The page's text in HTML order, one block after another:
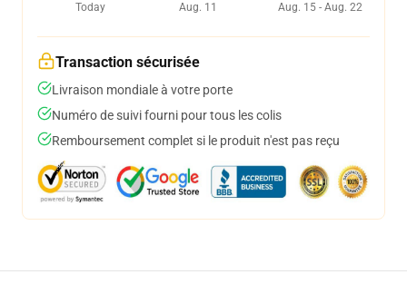
Today
Aug. 11
Aug. 15 - Aug. 22
Transaction sécurisée
Livraison mondiale à votre porte
Numéro de suivi fourni pour tous les colis
Remboursement complet si le produit n'est pas reçu